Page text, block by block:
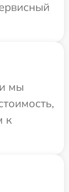
мы
к